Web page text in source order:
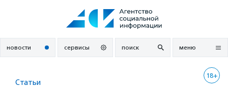
новости сервисы поиск меню
18+
Статьи